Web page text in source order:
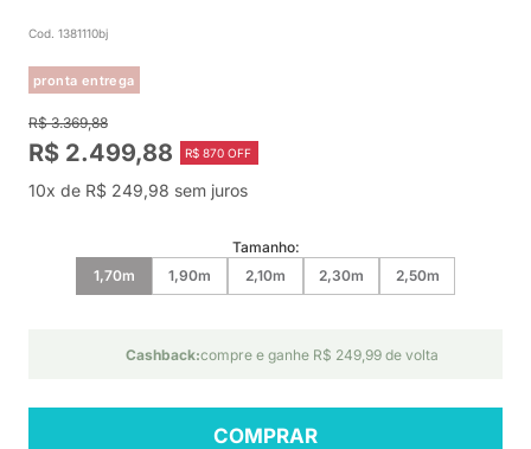
Cod. 1381110bj
pronta entrega
R$ 3.369,88
R$ 2.499,88 R$ 870 OFF
10x de R$ 249,98 sem juros
Tamanho:
1,70m
1,90m 2,10m 2,30m 2,50m
Cashback:compre e ganhe R$ 249,99 de volta
COMPRAR